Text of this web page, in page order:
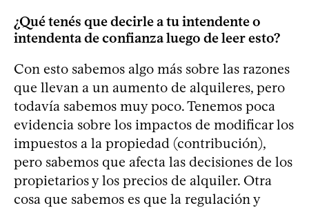
¿Qué tenés que decirle a tu intendente o
intendenta de confianza luego de leer esto?
Con esto sabemos algo más sobre las razones
que llevan a un aumento de alquileres, pero
todavía sabemos muy poco. Tenemos poca
evidencia sobre los impactos de modificar los
impuestos a la propiedad (contribución),
pero sabemos que afecta las decisiones de los
propietarios y los precios de alquiler. Otra
cosa que sabemos es que la regulación y